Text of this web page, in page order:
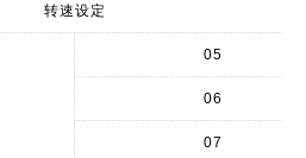
转速设定
05
06
07